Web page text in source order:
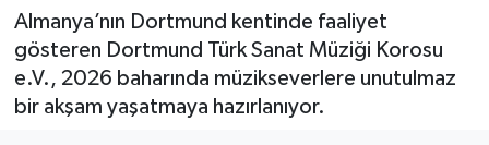
Almanya’nın Dortmund kentinde faaliyet
gösteren Dortmund Türk Sanat Müziği Korosu
e.V., 2026 baharında müzikseverlere unutulmaz
bir akşam yaşatmaya hazırlanıyor.
Eğitim
Ekonomi
Son Dakika Haberleri
Haber Arşivi